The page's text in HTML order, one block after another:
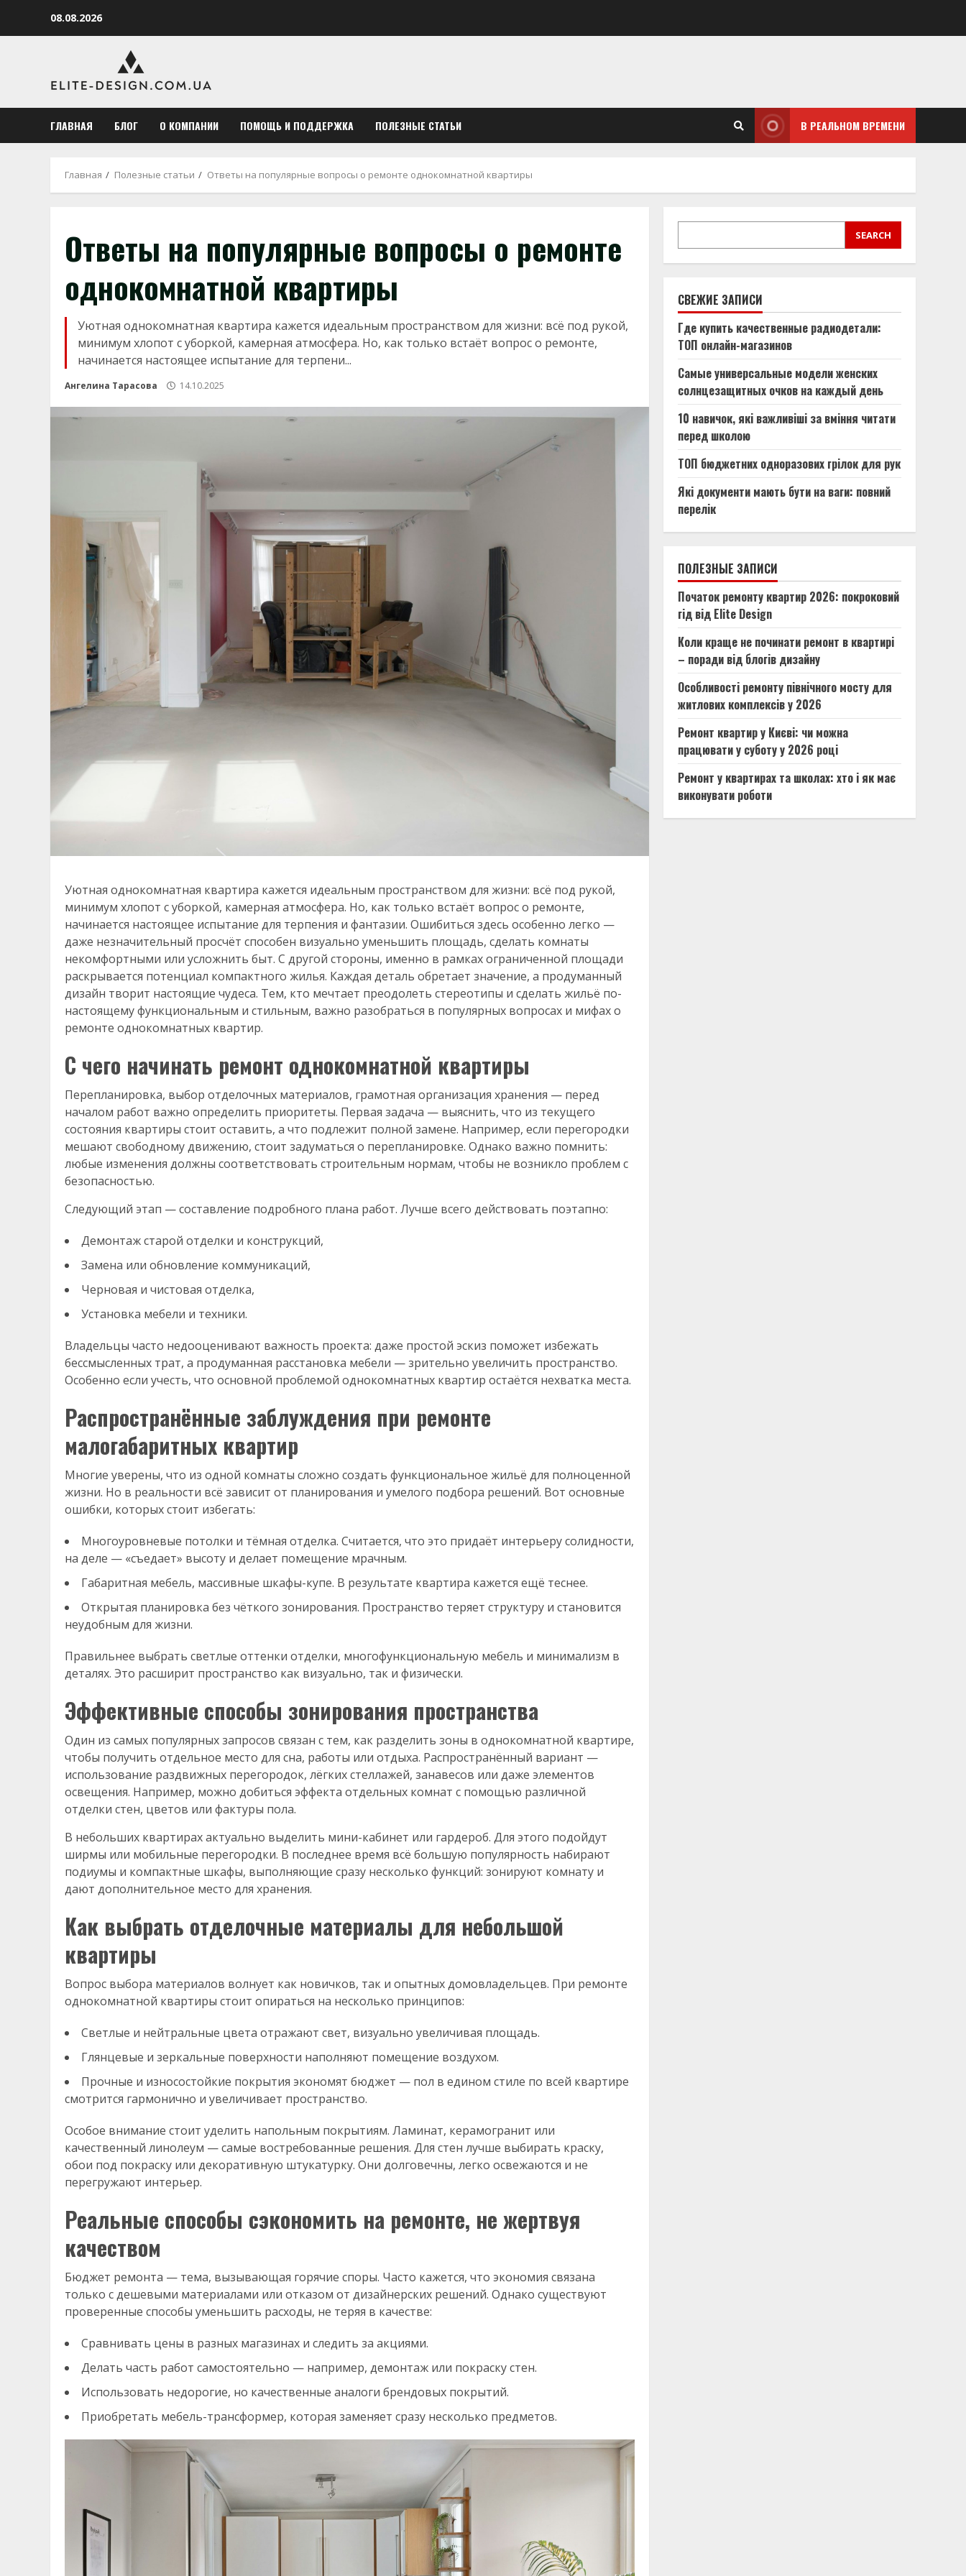
08.08.2026
ГЛАВНАЯ БЛОГ О КОМПАНИИ ПОМОЩЬ И ПОДДЕРЖКА ПОЛЕЗНЫЕ СТАТЬИ В РЕАЛЬНОМ ВРЕМЕНИ
Главная Полезные статьи Ответы на популярные вопросы о ремонте однокомнатной квартиры
Ответы на популярные вопросы о ремонте
однокомнатной квартиры
Уютная однокомнатная квартира кажется идеальным пространством для жизни: всё под рукой,
минимум хлопот с уборкой, камерная атмосфера. Но, как только встаёт вопрос о ремонте,
начинается настоящее испытание для терпени...
Ангелина Тарасова 14.10.2025
Уютная однокомнатная квартира кажется идеальным пространством для жизни: всё под рукой,
минимум хлопот с уборкой, камерная атмосфера. Но, как только встаёт вопрос о ремонте,
начинается настоящее испытание для терпения и фантазии. Ошибиться здесь особенно легко —
даже незначительный просчёт способен визуально уменьшить площадь, сделать комнаты
некомфортными или усложнить быт. С другой стороны, именно в рамках ограниченной площади
раскрывается потенциал компактного жилья. Каждая деталь обретает значение, а продуманный
дизайн творит настоящие чудеса. Тем, кто мечтает преодолеть стереотипы и сделать жильё по-
настоящему функциональным и стильным, важно разобраться в популярных вопросах и мифах о
ремонте однокомнатных квартир.
С чего начинать ремонт однокомнатной квартиры
Перепланировка, выбор отделочных материалов, грамотная организация хранения — перед
началом работ важно определить приоритеты. Первая задача — выяснить, что из текущего
состояния квартиры стоит оставить, а что подлежит полной замене. Например, если перегородки
мешают свободному движению, стоит задуматься о перепланировке. Однако важно помнить:
любые изменения должны соответствовать строительным нормам, чтобы не возникло проблем с
безопасностью.
Следующий этап — составление подробного плана работ. Лучше всего действовать поэтапно:
Демонтаж старой отделки и конструкций,
Замена или обновление коммуникаций,
Черновая и чистовая отделка,
Установка мебели и техники.
Владельцы часто недооценивают важность проекта: даже простой эскиз поможет избежать
бессмысленных трат, а продуманная расстановка мебели — зрительно увеличить пространство.
Особенно если учесть, что основной проблемой однокомнатных квартир остаётся нехватка места.
Распространённые заблуждения при ремонте
малогабаритных квартир
Многие уверены, что из одной комнаты сложно создать функциональное жильё для полноценной
жизни. Но в реальности всё зависит от планирования и умелого подбора решений. Вот основные
ошибки, которых стоит избегать:
Многоуровневые потолки и тёмная отделка. Считается, что это придаёт интерьеру солидности,
на деле — «съедает» высоту и делает помещение мрачным.
Габаритная мебель, массивные шкафы-купе. В результате квартира кажется ещё теснее.
Открытая планировка без чёткого зонирования. Пространство теряет структуру и становится
неудобным для жизни.
Правильнее выбрать светлые оттенки отделки, многофункциональную мебель и минимализм в
деталях. Это расширит пространство как визуально, так и физически.
Эффективные способы зонирования пространства
Один из самых популярных запросов связан с тем, как разделить зоны в однокомнатной квартире,
чтобы получить отдельное место для сна, работы или отдыха. Распространённый вариант —
использование раздвижных перегородок, лёгких стеллажей, занавесов или даже элементов
освещения. Например, можно добиться эффекта отдельных комнат с помощью различной
отделки стен, цветов или фактуры пола.
В небольших квартирах актуально выделить мини-кабинет или гардероб. Для этого подойдут
ширмы или мобильные перегородки. В последнее время всё большую популярность набирают
подиумы и компактные шкафы, выполняющие сразу несколько функций: зонируют комнату и
дают дополнительное место для хранения.
Как выбрать отделочные материалы для небольшой
квартиры
Вопрос выбора материалов волнует как новичков, так и опытных домовладельцев. При ремонте
однокомнатной квартиры стоит опираться на несколько принципов:
Светлые и нейтральные цвета отражают свет, визуально увеличивая площадь.
Глянцевые и зеркальные поверхности наполняют помещение воздухом.
Прочные и износостойкие покрытия экономят бюджет — пол в едином стиле по всей квартире
смотрится гармонично и увеличивает пространство.
Особое внимание стоит уделить напольным покрытиям. Ламинат, керамогранит или
качественный линолеум — самые востребованные решения. Для стен лучше выбирать краску,
обои под покраску или декоративную штукатурку. Они долговечны, легко освежаются и не
перегружают интерьер.
Реальные способы сэкономить на ремонте, не жертвуя
качеством
Бюджет ремонта — тема, вызывающая горячие споры. Часто кажется, что экономия связана
только с дешевыми материалами или отказом от дизайнерских решений. Однако существуют
проверенные способы уменьшить расходы, не теряя в качестве:
Сравнивать цены в разных магазинах и следить за акциями.
Делать часть работ самостоятельно — например, демонтаж или покраску стен.
Использовать недорогие, но качественные аналоги брендовых покрытий.
Приобретать мебель-трансформер, которая заменяет сразу несколько предметов.
SEARCH SEARCH
СВЕЖИЕ ЗАПИСИ
Где купить качественные радиодетали:
ТОП онлайн-магазинов
Самые универсальные модели женских
солнцезащитных очков на каждый день
10 навичок, які важливіші за вміння читати
перед школою
ТОП бюджетних одноразових грілок для рук
Які документи мають бути на ваги: повний
перелік
ПОЛЕЗНЫЕ ЗАПИСИ
Початок ремонту квартир 2026: покроковий
гід від Elite Design
Коли краще не починати ремонт в квартирі
– поради від блогів дизайну
Особливості ремонту північного мосту для
житлових комплексів у 2026
Ремонт квартир у Києві: чи можна
працювати у суботу у 2026 році
Ремонт у квартирах та школах: хто і як має
виконувати роботи